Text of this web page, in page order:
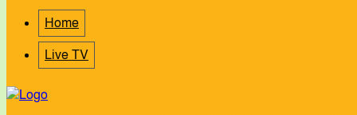
Home
Live TV